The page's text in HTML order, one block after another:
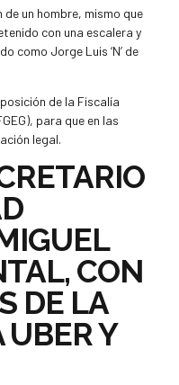
un hombre, mismo que
con una escalera y
como Jorge Luis ‘N’ de
de la Fiscalía
para que en las
legal.
CON
DE LA
UBER Y